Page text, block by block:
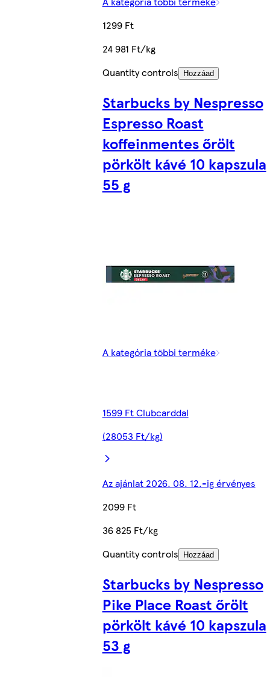
1299 Ft
24 981 Ft/kg
Quantity controls
Hozzáad
Starbucks by Nespresso
Espresso Roast
koffeinmentes őrölt
pörkölt kávé 10 kapszula
55 g
A kategória többi terméke
1599 Ft Clubcarddal
(28053 Ft/kg)
Az ajánlat 2026. 08. 12.-ig érvényes
2099 Ft
36 825 Ft/kg
Quantity controls
Hozzáad
Starbucks by Nespresso
Pike Place Roast őrölt
pörkölt kávé 10 kapszula
53 g